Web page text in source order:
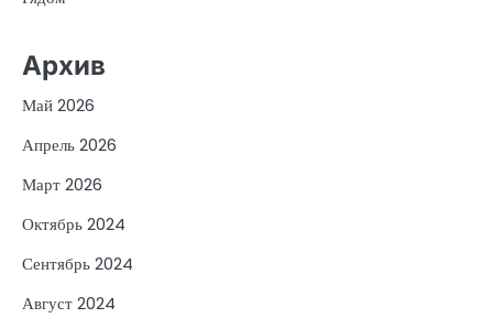
Архив
Май 2026
Апрель 2026
Март 2026
Октябрь 2024
Сентябрь 2024
Август 2024